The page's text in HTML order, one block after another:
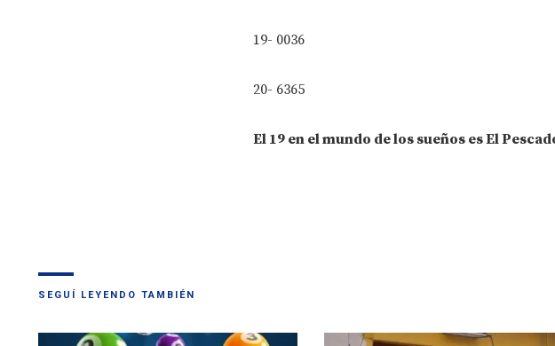
19- 0036
20- 6365
El 19 en el mundo de los sueños es El
SEGUÍ LEYENDO TAMBIÉN